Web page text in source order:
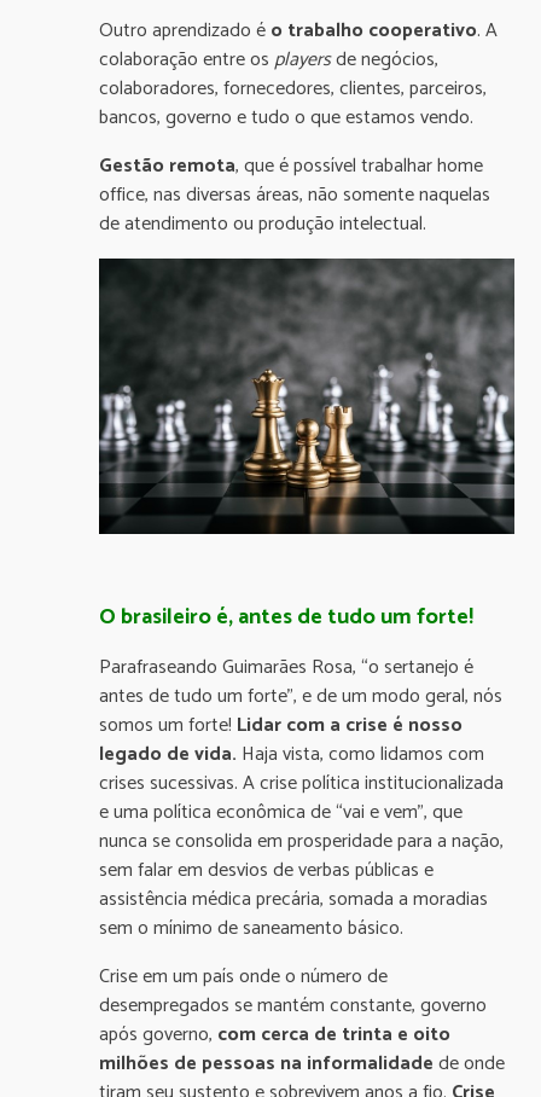
Outro aprendizado éo trabalho cooperativo. A
colaboração entre osplayersde negócios,
colaboradores, fornecedores, clientes, parceiros,
bancos, governo e tudo o que estamos vendo.
Gestão remota, que é possível trabalhar home
office, nas diversas áreas, não somente naquelas
de atendimento ou produção intelectual.
O brasileiro é, antes de tudo um forte!
Parafraseando Guimarães Rosa, “o sertanejo é
antes de tudo um forte”, e de um modo geral, nós
somos um forte! Lidar com a crise é nosso
legado de vida. Haja vista, como lidamos com
crises sucessivas. A crise política institucionalizada
e uma política econômica de “vai e vem”, que
nunca se consolida em prosperidade para a nação,
sem falar em desvios de verbas públicas e
assistência médica precária, somada a moradias
sem o mínimo de saneamento básico.
Crise em um país onde o número de
desempregados se mantém constante, governo
após governo, com cerca de trinta e oito
milhões de pessoas na informalidadede onde